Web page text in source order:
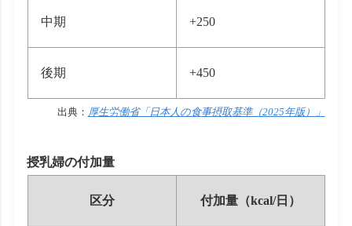
中期 +250
後期 +450
出典： 厚生労働省「日本人の食事摂取基準（2025年版）」
授乳婦の付加量
区分 付加量（kcal/日）